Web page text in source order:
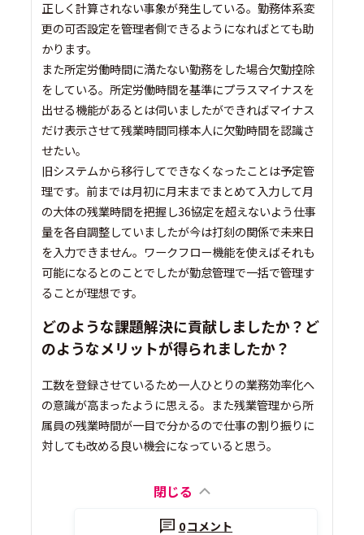
正しく計算されない事象が発生している。勤務体系変
更の可否設定を管理者側できるようになればとても助
かります。
また所定労働時間に満たない勤務をした場合欠勤控除
をしている。所定労働時間を基準にプラスマイナスを
出せる機能があるとは伺いましたができればマイナス
だけ表示させて残業時間同様本人に欠勤時間を認識さ
せたい。
旧システムから移行してできなくなったことは予定管
理です。前までは月初に月末までまとめて入力して月
の大体の残業時間を把握し36協定を超えないよう仕事
量を各自調整していましたが今は打刻の関係で未来日
を入力できません。ワークフロー機能を使えばそれも
可能になるとのことでしたが勤怠管理で一括で管理す
ることが理想です。
どのような課題解決に貢献しましたか？ど
のようなメリットが得られましたか？
工数を登録させているため一人ひとりの業務効率化へ
の意識が高まったように思える。また残業管理から所
属員の残業時間が一目で分かるので仕事の割り振りに
対しても改める良い機会になっていると思う。
閉じる
0コメント